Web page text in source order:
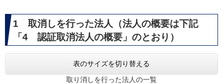
1 取消しを行った法人（法人の概要は下記
「4 認証取消法人の概要」のとおり）
表のサイズを切り替える
取り消しを行った法人の一覧